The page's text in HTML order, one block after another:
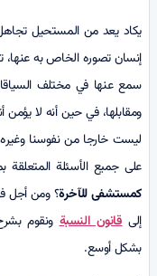
يكاد يعد من المستحيل
إنسان تصوره الخاص به عنها،
سمع عنها في مختلف
ومقابلها، في حين أنه لا
ليست خارجا من نفوسنا
على جميع الأسئلة المتعلقة
کمستشفى للآخرة؟ ومن أجل
إلىقانون النسبةونقوم بشرح
بشكل أوسع.